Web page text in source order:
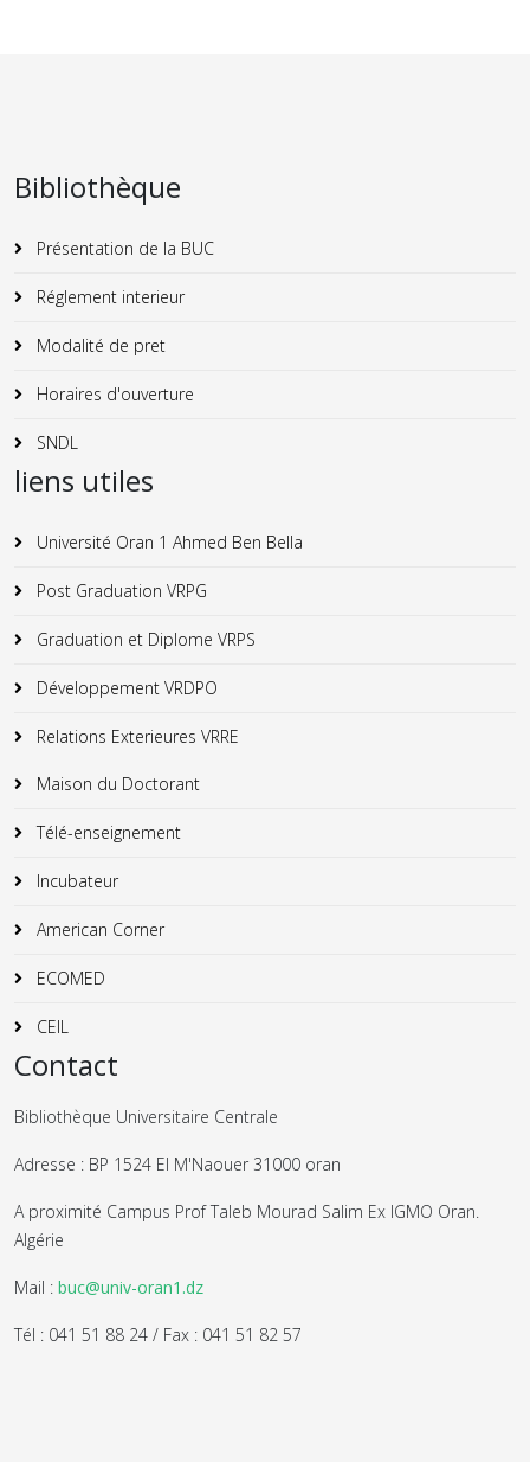
Bibliothèque
Présentation de la BUC
Réglement interieur
Modalité de pret
Horaires d'ouverture
SNDL
liens utiles
Université Oran 1 Ahmed Ben Bella
Post Graduation VRPG
Graduation et Diplome VRPS
Développement VRDPO
Relations Exterieures VRRE
Maison du Doctorant
Télé-enseignement
Incubateur
American Corner
ECOMED
CEIL
Contact
Bibliothèque Universitaire Centrale
Adresse : BP 1524 El M'Naouer 31000 oran
A proximité Campus Prof Taleb Mourad Salim Ex IGMO Oran.
Algérie
Mail : buc@univ-oran1.dz
Tél : 041 51 88 24 / Fax : 041 51 82 57